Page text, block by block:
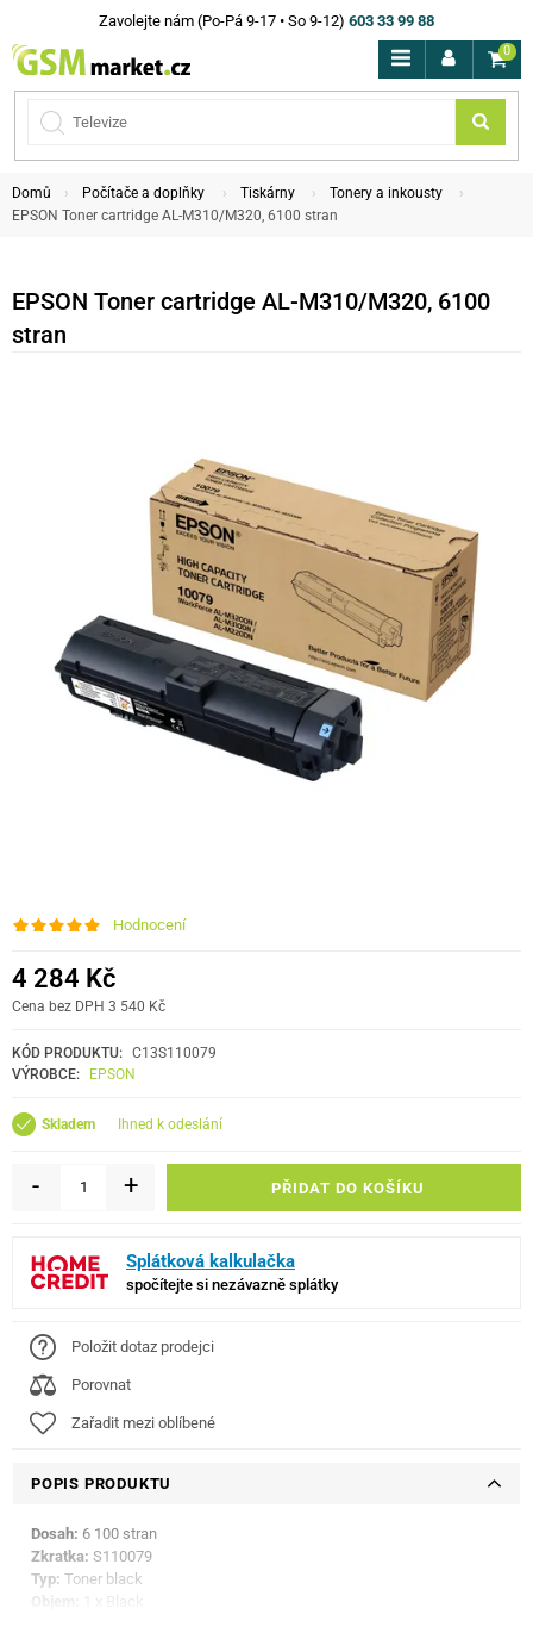
Zavolejte nám (Po-Pá 9-17 • So 9-12) 603 33 99 88
0
Domů Počítače a doplňky Tiskárny
Tonery a inkousty
EPSON Toner cartridge AL-M310/M320, 6100 stran
EPSON Toner cartridge AL-M310/M320, 6100
stran
Hodnocení
4 284 Kč
Cena bez DPH 3 540 Kč
KÓD PRODUKTU: C13S110079
VÝROBCE:
EPSON
Skladem ihned k odeslání
- + PŘIDAT DO KOŠÍKU
Splátková kalkulačka
spočítejte si nezávazně splátky
Položit dotaz prodejci
Porovnat
Zařadit mezi oblíbené
POPIS PRODUKTU
Dosah: 6 100 stran
Zkratka: S110079
Typ: Toner black